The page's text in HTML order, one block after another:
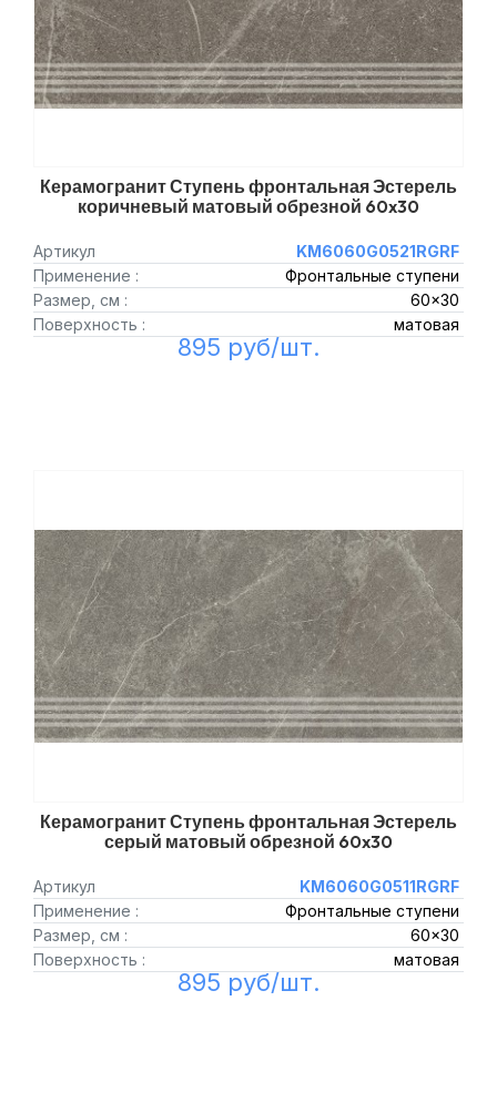
Керамогранит Ступень фронтальная Эстерель
коричневый матовый обрезной 60x30
Артикул
KM6060G0521RGRF
Применение :
Фронтальные ступени
Размер, см :
60x30
Поверхность :
матовая
895 руб/шт.
Керамогранит Ступень фронтальная Эстерель
серый матовый обрезной 60x30
Артикул
KM6060G0511RGRF
Применение :
Фронтальные ступени
Размер, см :
60x30
Поверхность :
матовая
895 руб/шт.